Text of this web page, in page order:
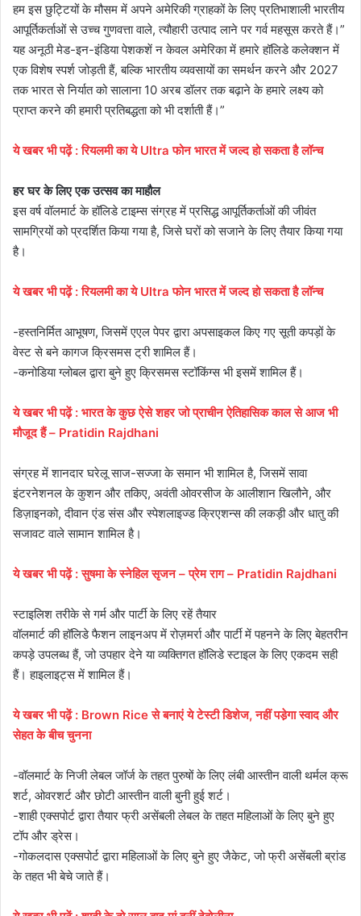
हम इस छुट्टियों के मौसम में अपने अमेरिकी ग्राहकों के लिए प्रतिभाशाली भारतीय
आपूर्तिकर्ताओं से उच्च गुणवत्ता वाले, त्यौहारी उत्पाद लाने पर गर्व महसूस करते हैं।”
यह अनूठी मेड-इन-इंडिया पेशकशें न केवल अमेरिका में हमारे हॉलिडे कलेक्शन में
एक विशेष स्पर्श जोड़ती हैं, बल्कि भारतीय व्यवसायों का समर्थन करने और 2027
तक भारत से निर्यात को सालाना 10 अरब डॉलर तक बढ़ाने के हमारे लक्ष्य को
प्राप्त करने की हमारी प्रतिबद्धता को भी दर्शाती हैं।”
ये खबर भी पढ़ें: रियलमी का ये Ultra फोन भारत में जल्द हो सकता है लॉन्च
हर घर के लिए एक उत्सव का माहौल
इस वर्ष वॉलमार्ट के हॉलिडे टाइम्स संग्रह में प्रसिद्ध आपूर्तिकर्ताओं की जीवंत
सामग्रियों को प्रदर्शित किया गया है, जिसे घरों को सजाने के लिए तैयार किया गया
है।
ये खबर भी पढ़ें: रियलमी का ये Ultra फोन भारत में जल्द हो सकता है लॉन्च
-हस्तनिर्मित आभूषण, जिसमें एएल पेपर द्वारा अपसाइकल किए गए सूती कपड़ों के
वेस्ट से बने कागज क्रिसमस ट्री शामिल हैं।
-कनोडिया ग्लोबल द्वारा बुने हुए क्रिसमस स्टॉकिंग्स भी इसमें शामिल हैं।
ये खबर भी पढ़ें: भारत के कुछ ऐसे शहर जो प्राचीन ऐतिहासिक काल से आज भी
मौजूद हैं – Pratidin Rajdhani
संग्रह में शानदार घरेलू साज-सज्जा के समान भी शामिल है, जिसमें सावा
इंटरनेशनल के कुशन और तकिए, अवंती ओवरसीज के आलीशान खिलौने, और
डिज़ाइनको, दीवान एंड संस और स्पेशलाइज्ड क्रिएशन्स की लकड़ी और धातु की
सजावट वाले सामान शामिल है।
ये खबर भी पढ़ें: सुषमा के स्नेहिल सृजन – प्रेम राग – Pratidin Rajdhani
स्टाइलिश तरीके से गर्म और पार्टी के लिए रहें तैयार
वॉलमार्ट की हॉलिडे फैशन लाइनअप में रोज़मर्रा और पार्टी में पहनने के लिए बेहतरीन
कपड़े उपलब्ध हैं, जो उपहार देने या व्यक्तिगत हॉलिडे स्टाइल के लिए एकदम सही
हैं। हाइलाइट्स में शामिल हैं।
ये खबर भी पढ़ें : Brown Rice से बनाएं ये टेस्टी डिशेज, नहीं पडे़गा स्वाद और
सेहत के बीच चुनना
-वॉलमार्ट के निजी लेबल जॉर्ज के तहत पुरुषों के लिए लंबी आस्तीन वाली थर्मल क्रू
शर्ट, ओवरशर्ट और छोटी आस्तीन वाली बुनी हुई शर्ट।
-शाही एक्सपोर्ट द्वारा तैयार फ्री असेंबली लेबल के तहत महिलाओं के लिए बुने हुए
टॉप और ड्रेस।
-गोकलदास एक्सपोर्ट द्वारा महिलाओं के लिए बुने हुए जैकेट, जो फ्री असेंबली ब्रांड
के तहत भी बेचे जाते हैं।